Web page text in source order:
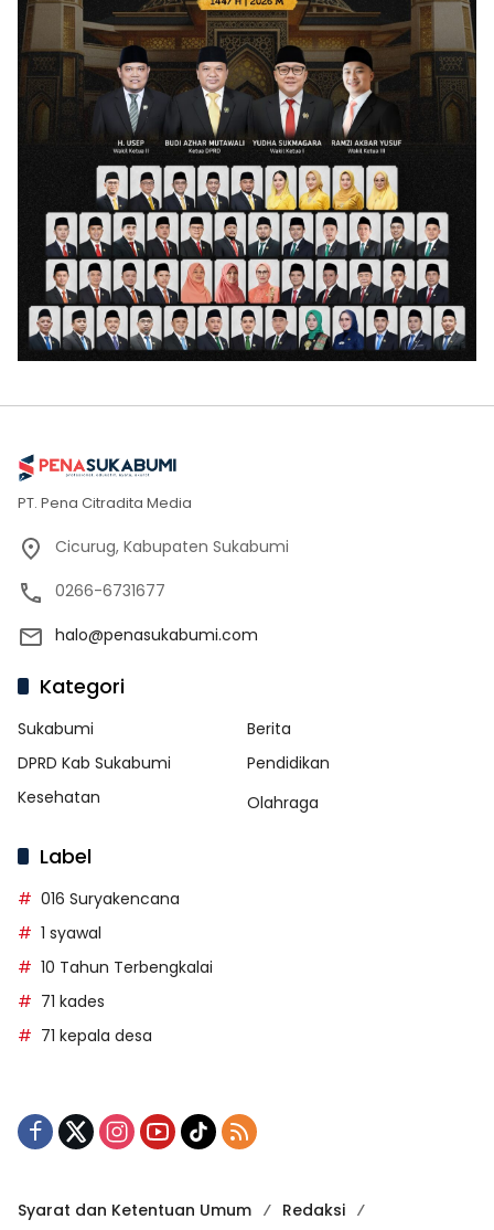
PT. Pena Citradita Media
Cicurug, Kabupaten Sukabumi
0266-6731677
halo@penasukabumi.com
Kategori
Sukabumi
Berita
DPRD Kab Sukabumi
Pendidikan
Kesehatan
Olahraga
Label
016 Suryakencana
1 syawal
10 Tahun Terbengkalai
71 kades
71 kepala desa
Syarat dan Ketentuan Umum
Redaksi